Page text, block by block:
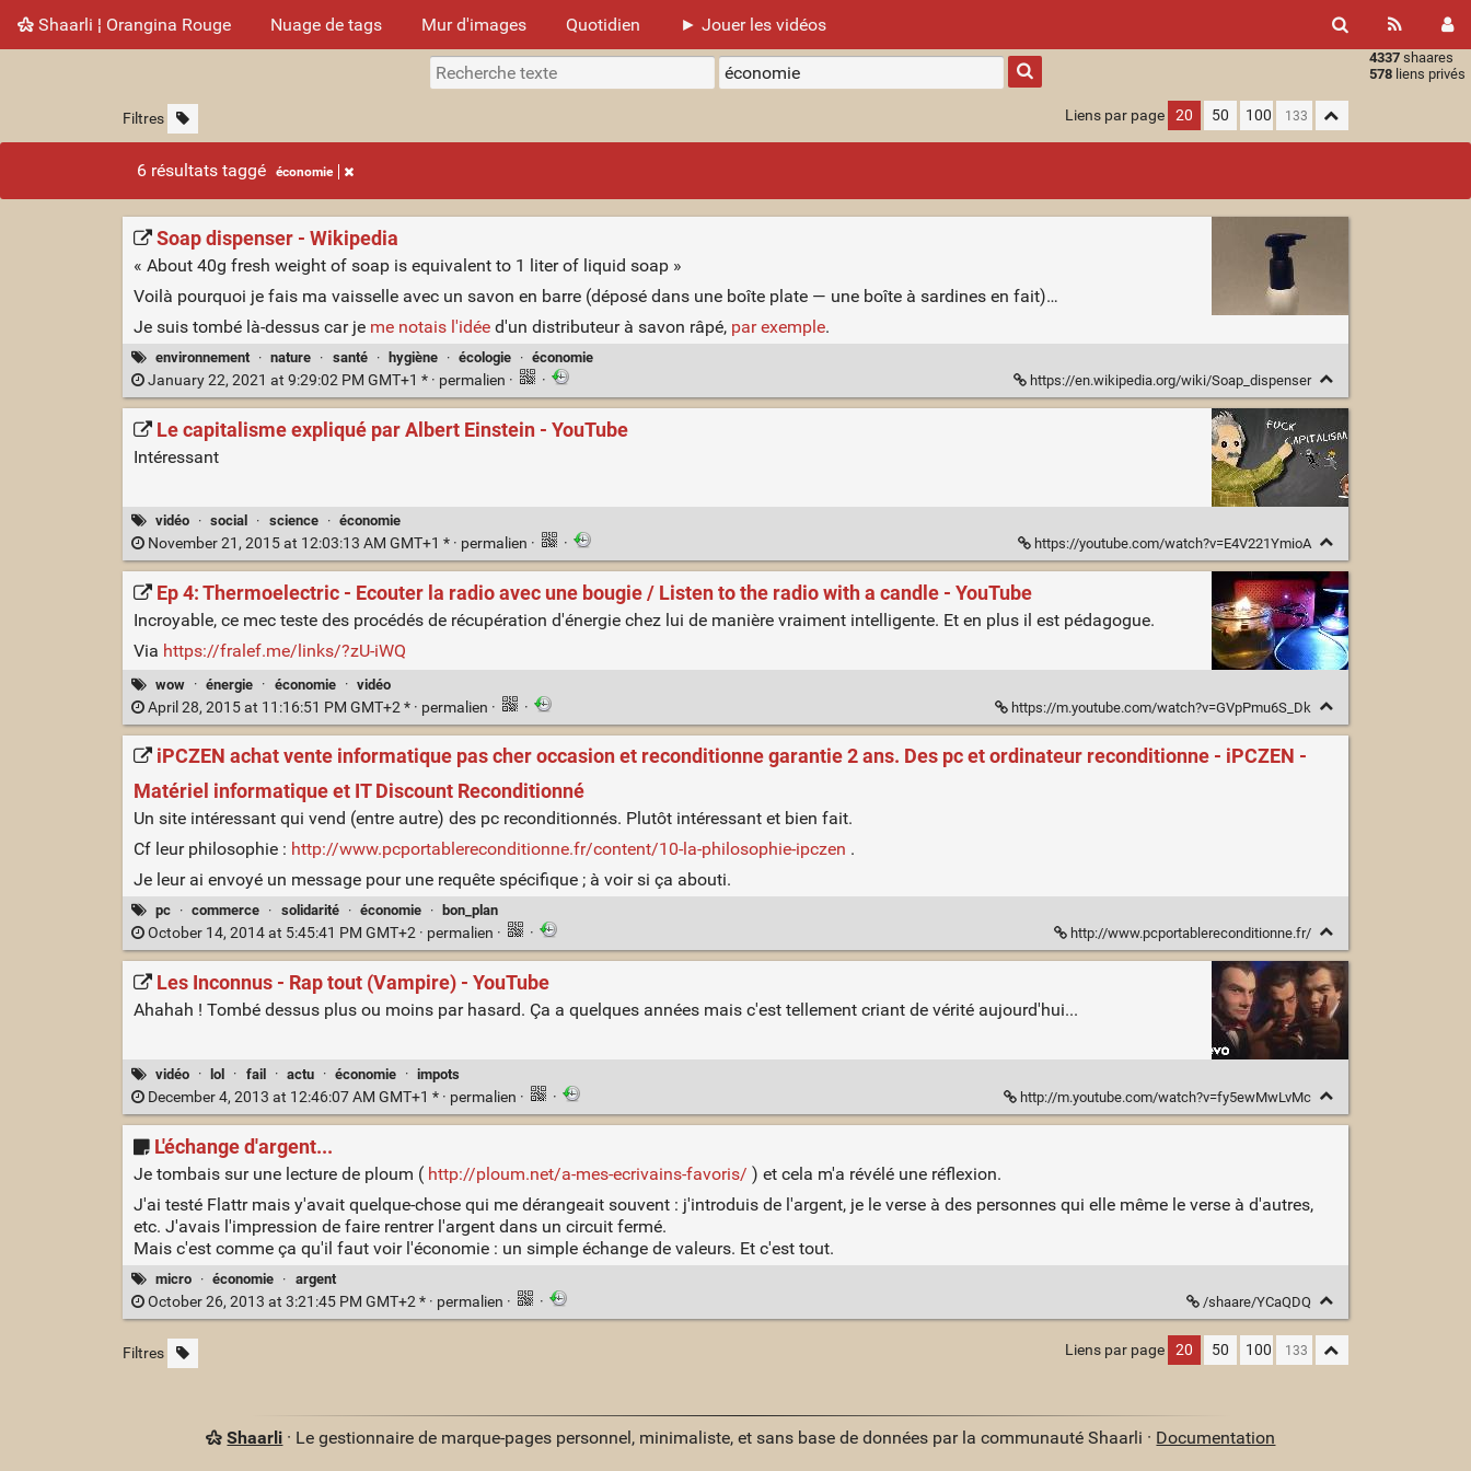
Shaarli ¦ Orangina Rouge Nuage de tags Mur d'images Quotidien ► Jouer les vidéos
4337 shaares
578 liens privés
Type 1 or
more
characters
results.
Filtres Liens par page 20 50 100
6 résultats taggé économie
Soap dispenser - Wikipedia
« About 40g fresh weight of soap is equivalent to 1 liter of liquid soap »
Voilà pourquoi je fais ma vaisselle avec un savon en barre (déposé dans une boîte plate — une boîte à sardines en fait)…
Je suis tombé là-dessus car je me notais l'idéed'un distributeur à savon râpé, par exemple.
environnement · nature · santé · hygiène · écologie · économie
January 22, 2021 at 9:29:02 PM GMT+1 * · permalien · · https://en.wikipedia.org/wiki/Soap_dispenser
Le capitalisme expliqué par Albert Einstein - YouTube
Intéressant
vidéo · social · science · économie
November 21, 2015 at 12:03:13 AM GMT+1 * · permalien · · https://youtube.com/watch?v=E4V221YmioA
Ep 4: Thermoelectric - Ecouter la radio avec une bougie / Listen to the radio with a candle - YouTube
Incroyable, ce mec teste des procédés de récupération d'énergie chez lui de manière vraiment intelligente. Et en plus il est pédagogue.
Via https://fralef.me/links/?zU-iWQ
wow · énergie · économie · vidéo
April 28, 2015 at 11:16:51 PM GMT+2 * · permalien · · https://m.youtube.com/watch?v=GVpPmu6S_Dk
iPCZEN achat vente informatique pas cher occasion et reconditionne garantie 2 ans. Des pc et ordinateur reconditionne - iPCZEN -
Matériel informatique et IT Discount Reconditionné
Un site intéressant qui vend (entre autre) des pc reconditionnés. Plutôt intéressant et bien fait.
Cf leur philosophie : http://www.pcportablereconditionne.fr/content/10-la-philosophie-ipczen .
Je leur ai envoyé un message pour une requête spécifique ; à voir si ça abouti.
pc · commerce · solidarité · économie · bon_plan
October 14, 2014 at 5:45:41 PM GMT+2 · permalien · · http://www.pcportablereconditionne.fr/
Les Inconnus - Rap tout (Vampire) - YouTube
Ahahah ! Tombé dessus plus ou moins par hasard. Ça a quelques années mais c'est tellement criant de vérité aujourd'hui...
vidéo · lol · fail · actu · économie · impots
December 4, 2013 at 12:46:07 AM GMT+1 * · permalien · · http://m.youtube.com/watch?v=fy5ewMwLvMc
L'échange d'argent...
Je tombais sur une lecture de ploum ( http://ploum.net/a-mes-ecrivains-favoris/ ) et cela m'a révélé une réflexion.
J'ai testé Flattr mais y'avait quelque-chose qui me dérangeait souvent : j'introduis de l'argent, je le verse à des personnes qui elle même le verse à d'autres,
etc. J'avais l'impression de faire rentrer l'argent dans un circuit fermé.
Mais c'est comme ça qu'il faut voir l'économie : un simple échange de valeurs. Et c'est tout.
micro · économie · argent
October 26, 2013 at 3:21:45 PM GMT+2 * · permalien · · /shaare/YCaQDQ
Filtres Liens par page 20 50 100
Shaarli · Le gestionnaire de marque-pages personnel, minimaliste, et sans base de données par la communauté Shaarli · Documentation